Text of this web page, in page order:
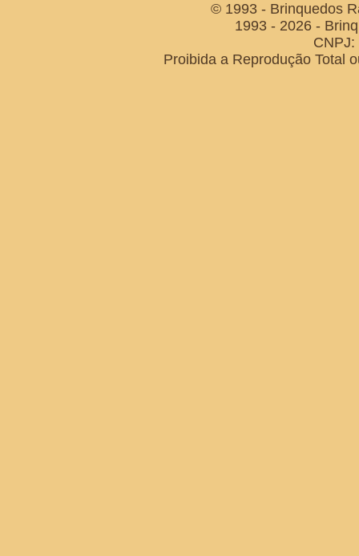
© 1993 - Brinquedos
1993 - 2026 -
Proibida a Reprodução